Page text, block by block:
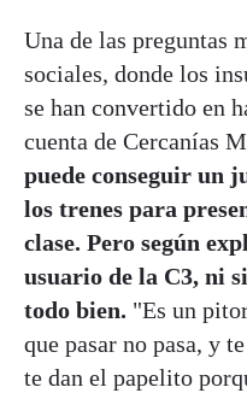
Una de las preguntas
sociales, donde los
se han convertido en
cuenta de Cercanías
puede conseguir un
los trenes para
clase. Pero según
usuario de la C3, ni
todo bien. "Es un
que pasar no pasa, y
te dan el papelito